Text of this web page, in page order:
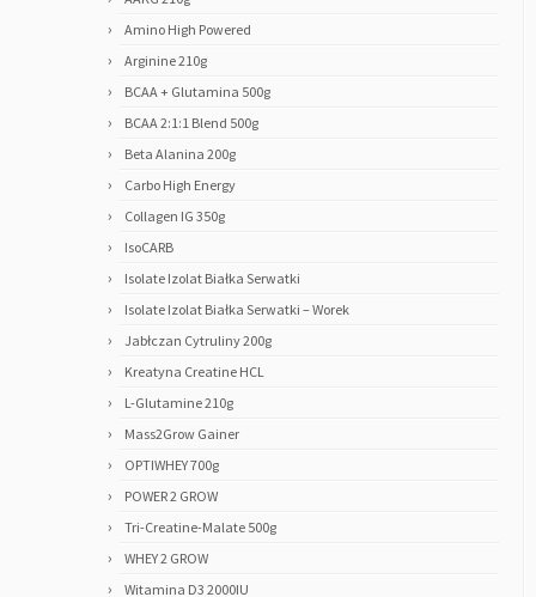
Amino High Powered
Arginine 210g
BCAA + Glutamina 500g
BCAA 2:1:1 Blend 500g
Beta Alanina 200g
Carbo High Energy
Collagen IG 350g
IsoCARB
Isolate Izolat Białka Serwatki
Isolate Izolat Białka Serwatki – Worek
Jabłczan Cytruliny 200g
Kreatyna Creatine HCL
L-Glutamine 210g
Mass2Grow Gainer
OPTIWHEY 700g
POWER 2 GROW
Tri-Creatine-Malate 500g
WHEY 2 GROW
Witamina D3 2000IU